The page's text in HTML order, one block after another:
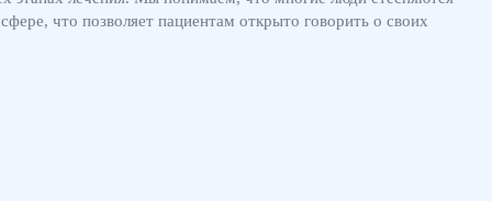
что позволяет пациентам открыто говорить о своих